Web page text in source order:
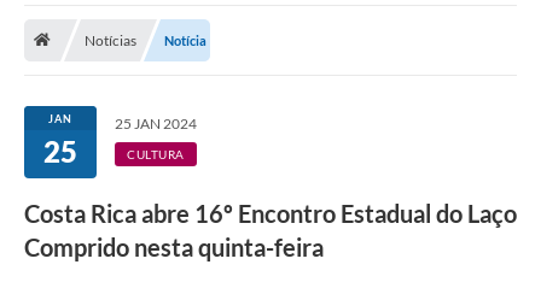
Notícias Notícia
JAN
25
25 JAN 2024
CULTURA
Costa Rica abre 16º Encontro Estadual do Laço
Comprido nesta quinta-feira